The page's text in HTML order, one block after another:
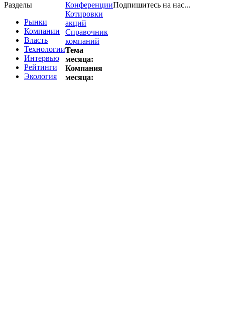
Разделы
Рынки
Компании
Власть
Технологии
Интервью
Рейтинги
Экология
Конференции
Котировки
акций
Справочник
компаний
Тема
месяца:
Компания
месяца:
Подпишитесь на нас...